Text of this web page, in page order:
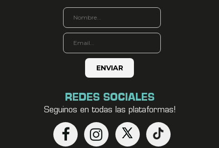
REDES SOCIALES
Seguinos en todas las plataformas!